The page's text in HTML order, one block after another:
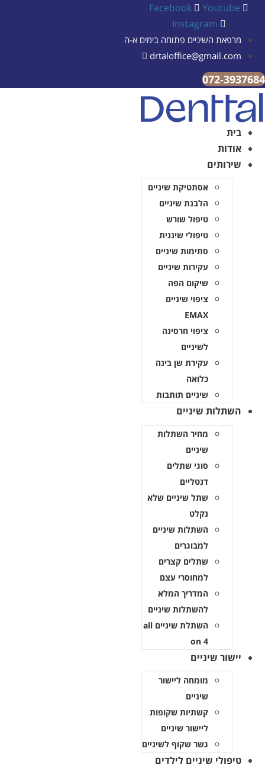
Facebook
Youtube
Instagram
מרפאת השיניים פתוחה בימים א-ה
drtaloffice@gmail.com
072-
בית
אודות
שירותים
אסתטיקת שיניים
הלבנת שיניים
טיפול שורש
טיפולי שיננית
סתימות שיניים
עקירות שיניים
שיקום הפה
ציפוי שיניים
EMAX
ציפוי חרסינה
לשיניים
עקירת שן בינה
כלואה
שיניים תותבות
השתלות שיניים
מחיר השתלות
שיניים
סוגי שתלים
דנטליים
שתל שיניים שלא
נקלט
השתלות שיניים
למבוגרים
שתלים קצרים
למחוסרי עצם
המדריך המלא
להשתלות שיניים
השתלת שיניים all
on 4
יישור שיניים
מומחה ליישור
שיניים
קשתיות שקופות
ליישור שיניים
גשר שקוף לשיניים
טיפולי שיניים לילדים